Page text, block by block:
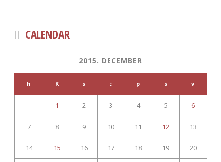
CALENDAR
2015. DECEMBER
h K s c p s v
1 2 3 4 5 6
7 8 9 10 11 12 13
14 15 16 17 18 19 20